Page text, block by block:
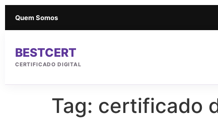
Quem Somos
BESTCERT
CERTIFICADO DIGITAL
Tag: certificado